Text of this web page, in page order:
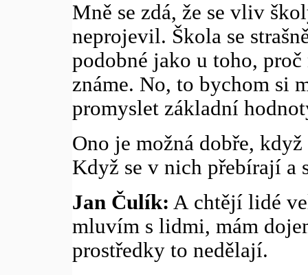
Mně se zdá, že se vliv
neprojevil. Škola se
podobné jako u toho,
známe. No, to bychom si
promyslet základní
Ono je možná dobře,
Když se v nich přebírají a
Jan Čulík: A chtějí lidé
mluvím s lidmi, mám
prostředky to nedělají.